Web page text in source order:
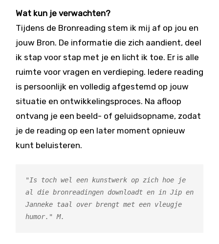
Wat kun je verwachten?
Tijdens de Bronreading stem ik mij af op jou en
jouw Bron. De informatie die zich aandient, deel
ik stap voor stap met je en licht ik toe. Er is alle
ruimte voor vragen en verdieping. Iedere reading
is persoonlijk en volledig afgestemd op jouw
situatie en ontwikkelingsproces. Na afloop
ontvang je een beeld- of geluidsopname, zodat
je de reading op een later moment opnieuw
kunt beluisteren.
"Is toch wel een kunstwerk op zich hoe je
al die bronreadingen downloadt en in Jip en
Janneke taal over brengt met een vleugje
humor." M.